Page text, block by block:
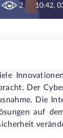
2 10:42,
Der
Die
auf